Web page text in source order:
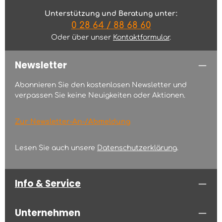
Unterstützung und Beratung unter:
0 28 64 / 88 68 60
Oder über unser Kontaktformular.
Newsletter
Abonnieren Sie den kostenlosen Newsletter und
verpassen Sie keine Neuigkeiten oder Aktionen.
Zur Newsletter-An-/Abmeldung
Lesen Sie auch unsere Datenschutzerklärung.
Info & Service
Unternehmen